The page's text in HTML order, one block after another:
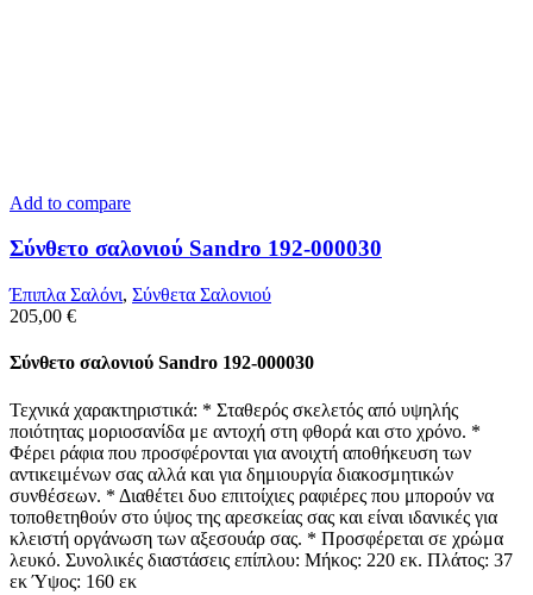
Add to compare
Σύνθετο σαλονιού Sandro 192-000030
Έπιπλα Σαλόνι, Σύνθετα Σαλονιού
205,00 €
Σύνθετο σαλονιού Sandro 192-000030
Τεχνικά χαρακτηριστικά: * Σταθερός σκελετός από υψηλής
ποιότητας μοριοσανίδα με αντοχή στη φθορά και στο χρόνο. *
Φέρει ράφια που προσφέρονται για ανοιχτή αποθήκευση των
αντικειμένων σας αλλά και για δημιουργία διακοσμητικών
συνθέσεων. * Διαθέτει δυο επιτοίχιες ραφιέρες που μπορούν να
τοποθετηθούν στο ύψος της αρεσκείας σας και είναι ιδανικές για
κλειστή οργάνωση των αξεσουάρ σας. * Προσφέρεται σε χρώμα
λευκό. Συνολικές διαστάσεις επίπλου: Μήκος: 220 εκ. Πλάτος: 37
εκ Ύψος: 160 εκ